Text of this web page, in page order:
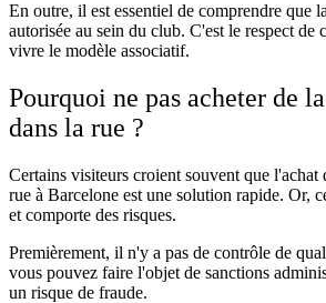
En outre, il est essentiel de comprendre que
autorisée au sein du club. C'est le respect de
vivre le modèle associatif.
Pourquoi ne pas acheter de
dans la rue ?
Certains visiteurs croient souvent que l'achat
rue à Barcelone est une solution rapide. Or,
et comporte des risques.
Premièrement, il n'y a pas de contrôle de
vous pouvez faire l'objet de sanctions
un risque de fraude.